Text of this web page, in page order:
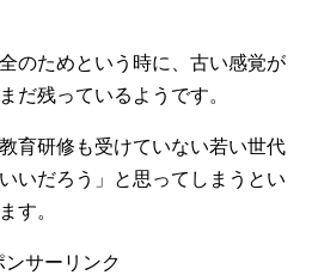
のためという時に、古い感覚が
だ残っているようです。
育研修も受けていない若い世代
いだろう」と思ってしまうとい
す。
ンサーリンク